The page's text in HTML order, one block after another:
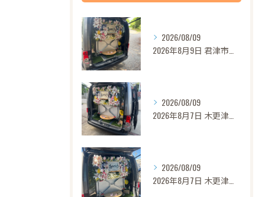
2026/08/09
2026年8月9日 君津市ロンちゃん御葬儀
2026/08/09
2026年8月7日 木更津市モモちゃん御葬儀
2026/08/09
2026年8月7日 木更津市グリンカちゃん御葬儀